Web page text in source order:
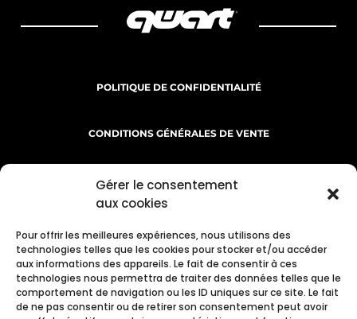
Gérer le consentement
aux cookies
Pour offrir les meilleures expériences, nous utilisons des
technologies telles que les cookies pour stocker et/ou accéder
aux informations des appareils. Le fait de consentir à ces
technologies nous permettra de traiter des données telles que le
comportement de navigation ou les ID uniques sur ce site. Le fait
de ne pas consentir ou de retirer son consentement peut avoir
POLITIQUE DE CONFIDENTIALITÉ
CONDITIONS GÉNÉRALES DE VENTE
MENTIONS LÉGALES
INFORMATIONS LIVRAISON